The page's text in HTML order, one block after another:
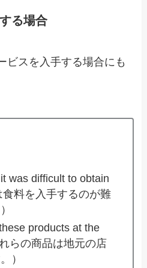
る場合
ビスを入手する場合にも
was difficult to obtain
料を入手するのが難
products at the
らの商品は地元の店
）